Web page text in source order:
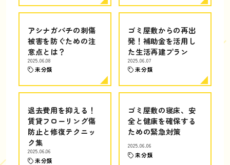
アシナガバチの刺傷
被害を防ぐための注
意点とは？
2025.06.08
未分類
ゴミ屋敷からの再出
発！補助金を活用し
た生活再建プラン
2025.06.07
未分類
退去費用を抑える！
賃貸フローリング傷
防止と修復テクニッ
ク集
2025.06.06
未分類
ゴミ屋敷の寝床、安
全と健康を確保する
ための緊急対策
2025.06.06
未分類